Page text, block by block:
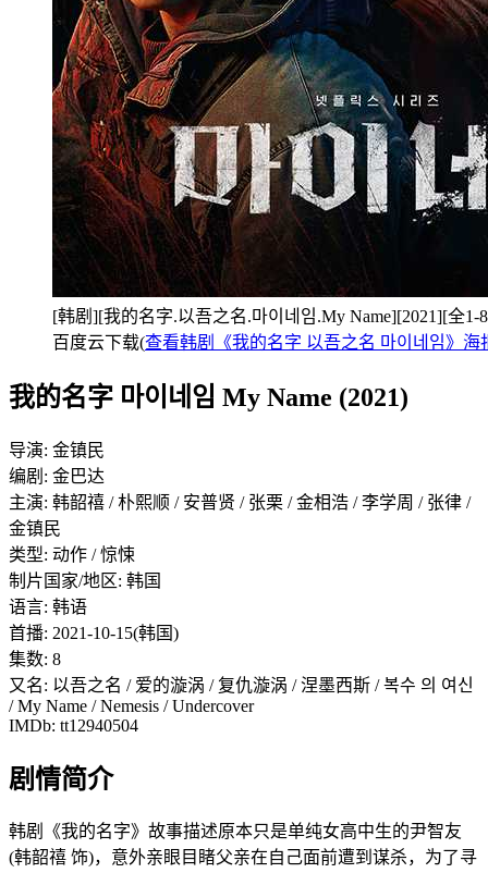
[韩剧][我的名字.以吾之名.마이네임.My Name][2021][全1-
百度云下载(查看韩剧《我的名字 以吾之名 마이네임》海
我的名字 마이네임 My Name (2021)
导演: 金镇民
编剧: 金巴达
主演: 韩韶禧 / 朴熙顺 / 安普贤 / 张栗 / 金相浩 / 李学周 / 张律 /
金镇民
类型: 动作 / 惊悚
制片国家/地区: 韩国
语言: 韩语
首播: 2021-10-15(韩国)
集数: 8
又名: 以吾之名 / 爱的漩涡 / 复仇漩涡 / 涅墨西斯 / 복수 의 여신
/ My Name / Nemesis / Undercover
IMDb: tt12940504
剧情简介
韩剧《我的名字》故事描述原本只是单纯女高中生的尹智友
(韩韶禧 饰)，意外亲眼目睹父亲在自己面前遭到谋杀，为了寻